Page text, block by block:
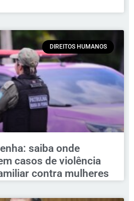
DIREITOS HUMANOS
saiba onde
casos de violência
contra mulheres